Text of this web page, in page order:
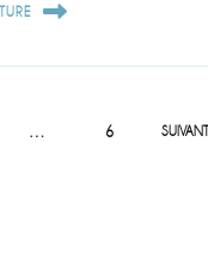
… PAGE
6 SUIVANT